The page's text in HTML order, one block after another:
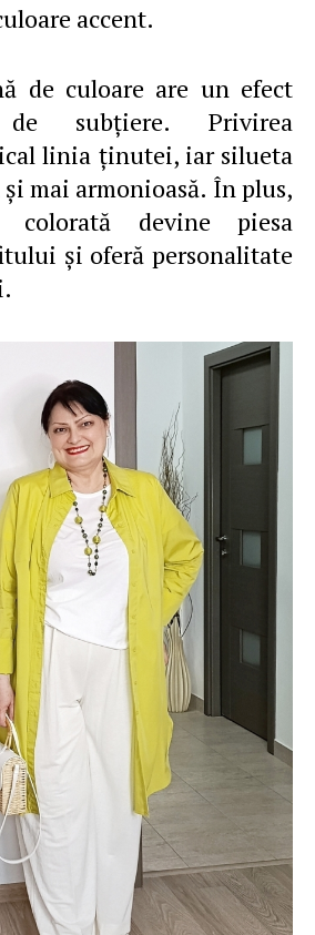
accent.
de culoare are un efect
de subţiere. Privirea
linia ţinutei, iar silueta
mai armonioasă. În plus,
colorată devine piesa
şi oferă personalitate